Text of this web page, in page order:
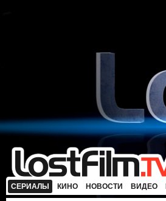
СЕРИАЛЫ КИНО НОВОСТИ ВИДЕО